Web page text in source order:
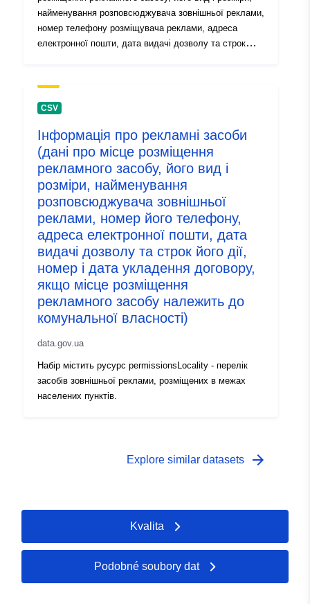
найменування розповсюджувача зовнішньої реклами,
номер телефону розміщувача реклами, адреса
електронної пошти, дата видачі дозволу та строк
комунальної власності)
CSV
Інформація про рекламні засоби
(дані про місце розміщення
рекламного засобу, його вид і
розміри, найменування
розповсюджувача зовнішньої
реклами, номер його телефону,
адреса електронної пошти, дата
видачі дозволу та строк його дії,
номер і дата укладення договору,
якщо місце розміщення
рекламного засобу належить до
комунальної власності)
data.gov.ua
Набір містить русурс permissionsLocality - перелік
засобів зовнішньої реклами, розміщених в межах
населених пунктів.
Explore similar datasets arrow_forward
Kvalita
Podobné soubory dat